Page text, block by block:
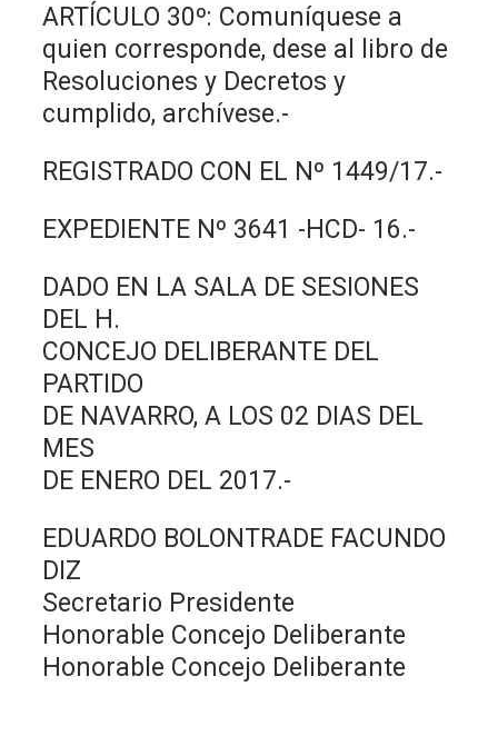
ARTÍCULO 30º: Comuníquese a
quien corresponde, dese al libro de
Resoluciones y Decretos y
cumplido, archívese.-
REGISTRADO CON EL Nº 1449/17.-
EXPEDIENTE Nº 3641 -HCD- 16.-
DADO EN LA SALA DE SESIONES
DEL H.
CONCEJO DELIBERANTE DEL
PARTIDO
DE NAVARRO, A LOS 02 DIAS DEL
MES
DE ENERO DEL 2017.-
EDUARDO BOLONTRADE FACUNDO
DIZ
Secretario Presidente
Honorable Concejo Deliberante
Honorable Concejo Deliberante